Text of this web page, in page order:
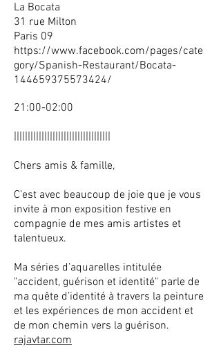
La Bocata
31 rue Milton
Paris 09
https://www.facebook.com/pages/cate
gory/Spanish-Restaurant/Bocata-
144659375573424/
21:00-02:00
|||||||||||||||||||||||||||||||||||
Chers amis & famille,
C’est avec beaucoup de joie que je vous
invite à mon exposition festive en
compagnie de mes amis artistes et
talentueux.
Ma séries d’aquarelles intitulée
"accident, guérison et identité" parle de
ma quête d’identité à travers la peinture
et les expériences de mon accident et
de mon chemin vers la guérison.
rajavtar.com